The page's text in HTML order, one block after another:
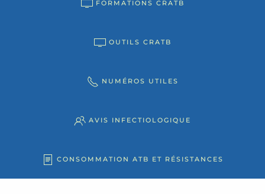
FORMATIONS CRATB
OUTILS CRATB
NUMÉROS UTILES
AVIS INFECTIOLOGIQUE
CONSOMMATION ATB ET RÉSISTANCES